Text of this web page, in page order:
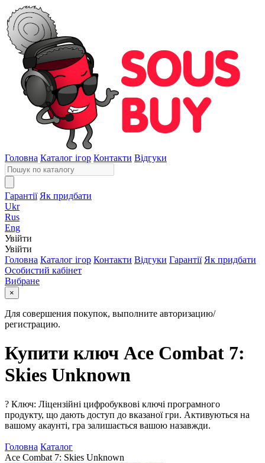
Головна Каталог ігор Контакти Відгуки
Гарантії Як придбати
Ukr
Rus
Eng
Увійти
Увійти
Головна Каталог ігор Контакти Відгуки Гарантії Як придбати
Особистий кабінет
Вибране
×
Для совершения покупок, выполните авторизацию/
регистрацию.
Купити ключ Ace Combat 7:
Skies Unknown
? Ключ: Ліцензійні цифробуквові ключі програмного
продукту, що дають доступ до вказаної гри. Активуються на
вашому акаунті, гра залишається вашою назавжди.
Головна Каталог
Ace Combat 7: Skies Unknown